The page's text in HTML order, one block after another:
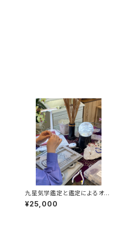
九星気学鑑定と鑑定によるオリ
ジナルブレスレット作成
¥25,000